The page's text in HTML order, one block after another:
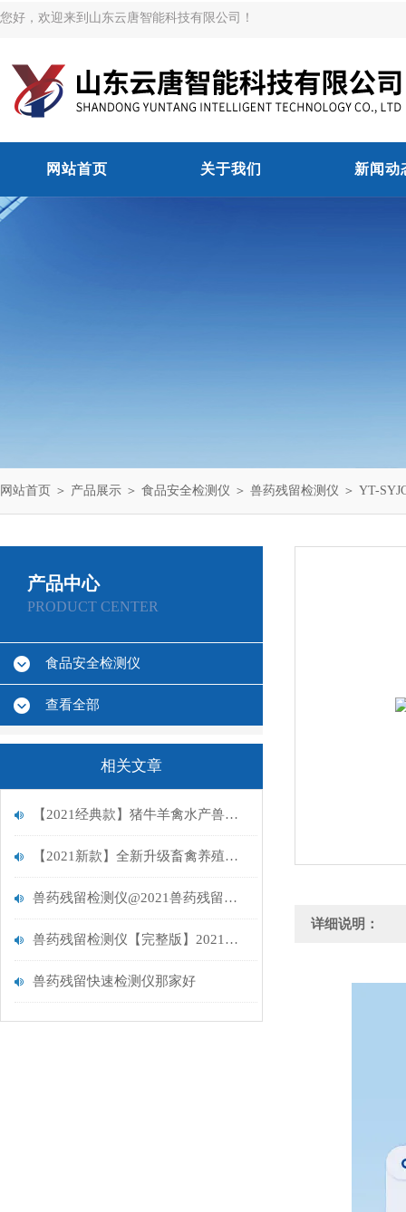
您好，欢迎来到山东云唐智能科技有限公司！
网站首页 关于我们 新闻动
网站首页 ＞ 产品展示 ＞ 食品安全检测仪 ＞ 兽药残留检测仪 ＞ YT-
产品中心
PRODUCT CENTER
食品安全检测仪
查看全部
相关文章
【2021经典款】猪牛羊禽水产兽药残留检测仪设备厂商推荐@兽药检测仪器
【2021新款】全新升级畜禽养殖兽药残留检测设备@畜禽养殖兽药检测设备
兽药残留检测仪@2021兽药残留检测仪器厂家
兽药残留检测仪【完整版】2021兽药残留的检测仪
兽药残留快速检测仪那家好
详细说明：